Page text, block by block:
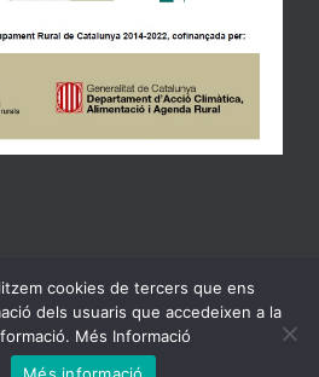
de Gandesa | All Rights Reserved |
de Privacidad
X Email:Ebando
cookies de tercers que ens
dels usuaris que accedeixen a la
Més Informació
Més informació